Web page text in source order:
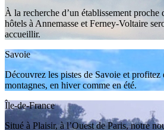
À la recherche d’un établissement proche
hôtels à Annemasse et Ferney-Voltaire
accueillir.
Savoie
Découvrez les pistes de Savoie et profitez
montagnes, en hiver comme en été.
Île-de-France
Situé à Plaisir, à l’Ouest de Paris, notre